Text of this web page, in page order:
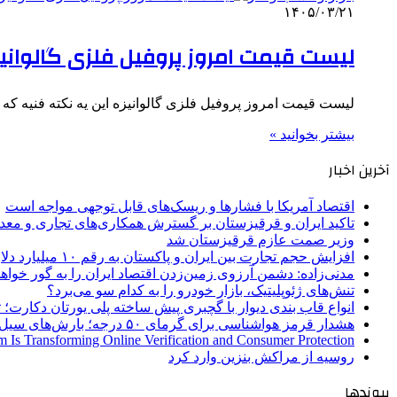
۱۴۰۵/۰۳/۲۱
لیست قیمت امروز پروفیل فلزی
لیست قیمت امروز پروفیل فلزی گالوانیزه این یه نکته
بیشتر بخوانید »
آخرین اخبار
اقتصاد آمریکا با فشارها و ریسک‌های قابل توجهی مواجه است
تاکید ایران و قرقیزستان بر گسترش همکاری‌های تجاری و
وزیر صمت عازم قرقیزستان شد
افزایش حجم تجارت بین ایران و پاکستان به رقم ۱۰ میلیارد دلار
مدنی‌زاده: دشمن آرزوی زمین‌زدن اقتصاد ایران را به گور
تنش‌های ژئوپلیتیک، بازار خودرو را به کدام سو می‌برد؟
انواع قاب بندی دیوار با گچبری پیش ساخته پلی یورتان
هشدار قرمز هواشناسی برای گرمای ۵۰ درجه؛ بارش‌های سیل‌آسا در ۳ استان
Transforming Online Verification and Consumer Protection
روسیه از مراکش بنزین وارد کرد